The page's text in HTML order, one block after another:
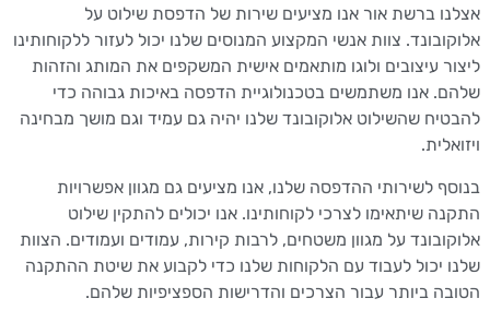
ברשת אור אנו מציעים שירות של הדפסת שילוט על
צוות אנשי המקצוע המנוסים שלנו יכול לעזור ללקוחותינו
עיצובים ולוגו מותאמים אישית המשקפים את המותג והזהות
אנו משתמשים בטכנולוגיית הדפסה באיכות גבוהה כדי
שהשילוט אלוקובונד שלנו יהיה גם עמיד וגם מושך מבחינה
לשירותי ההדפסה שלנו, אנו מציעים גם מגוון אפשרויות
שיתאימו לצרכי לקוחותינו. אנו יכולים להתקין שילוט
על מגוון משטחים, לרבות קירות, עמודים ועמודים. הצוות
יכול לעבוד עם הלקוחות שלנו כדי לקבוע את שיטת ההתקנה
ביותר עבור הצרכים והדרישות הספציפיות שלהם.